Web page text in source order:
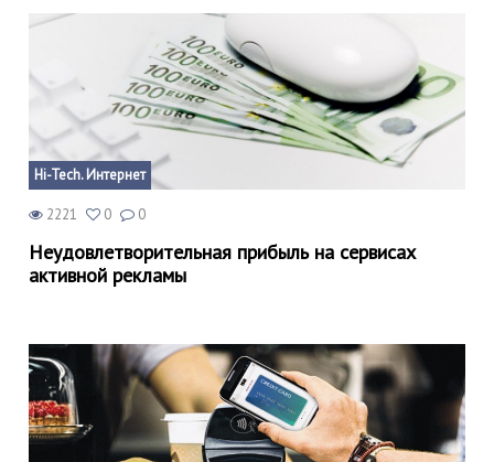
Hi-Tech. Интернет
2221 0 0
Неудовлетворительная прибыль на сервисах
активной рекламы